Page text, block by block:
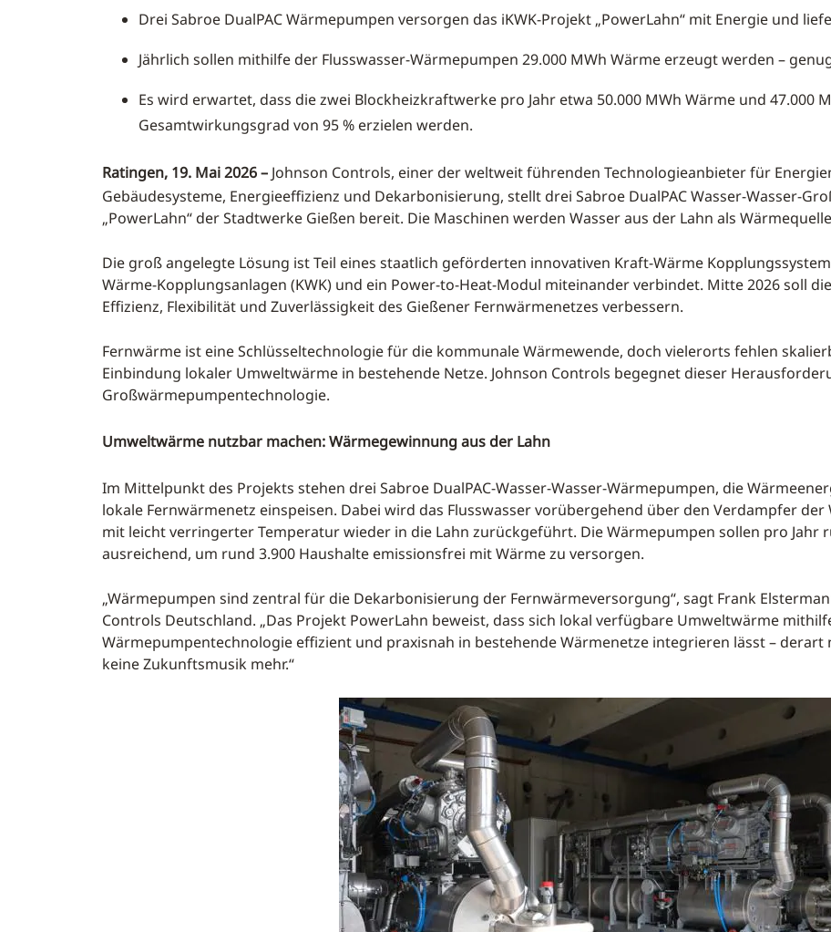
Drei Sabroe DualPAC Wärmepumpen versorgen das iKWK-Projekt „PowerLahn“ mit Energie und
Jährlich sollen mithilfe der Flusswasser-Wärmepumpen 29.000 MWh Wärme erzeugt werden –
Es wird erwartet, dass die zwei Blockheizkraftwerke pro Jahr etwa 50.000 MWh Wärme und 47.000
Gesamtwirkungsgrad von 95 % erzielen werden.
Ratingen, 19. Mai 2026 – Johnson Controls, einer der weltweit führenden Technologieanbieter für
Gebäudesysteme, Energieeffizienz und Dekarbonisierung, stellt drei Sabroe DualPAC Wasser-Wasser-
„PowerLahn“ der Stadtwerke Gießen bereit. Die Maschinen werden Wasser aus der Lahn als
Die groß angelegte Lösung ist Teil eines staatlich geförderten innovativen Kraft-Wärme
Wärme-Kopplungsanlagen (KWK) und ein Power-to-Heat-Modul miteinander verbindet. Mitte 2026 soll
Effizienz, Flexibilität und Zuverlässigkeit des Gießener Fernwärmenetzes verbessern.
Fernwärme ist eine Schlüsseltechnologie für die kommunale Wärmewende, doch vielerorts fehlen
Einbindung lokaler Umweltwärme in bestehende Netze. Johnson Controls begegnet dieser
Großwärmepumpentechnologie.
Umweltwärme nutzbar machen: Wärmegewinnung aus der Lahn
Im Mittelpunkt des Projekts stehen drei Sabroe DualPAC-Wasser-Wasser-Wärmepumpen, die
lokale Fernwärmenetz einspeisen. Dabei wird das Flusswasser vorübergehend über den Verdampfer
mit leicht verringerter Temperatur wieder in die Lahn zurückgeführt. Die Wärmepumpen sollen pro Jahr
ausreichend, um rund 3.900 Haushalte emissionsfrei mit Wärme zu versorgen.
„Wärmepumpen sind zentral für die Dekarbonisierung der Fernwärmeversorgung“, sagt Frank
Controls Deutschland. „Das Projekt PowerLahn beweist, dass sich lokal verfügbare Umweltwärme
Wärmepumpentechnologie effizient und praxisnah in bestehende Wärmenetze integrieren lässt –
keine Zukunftsmusik mehr.“